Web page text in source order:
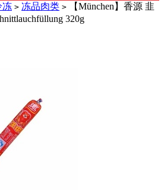
冻 > 冻品肉类 > 【München】香源 韭
320g